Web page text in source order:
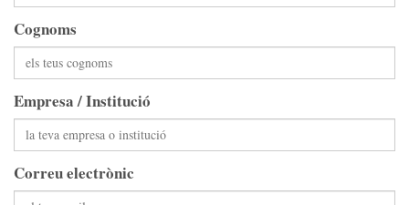
Cognoms
Empresa / Institució
Correu electrònic